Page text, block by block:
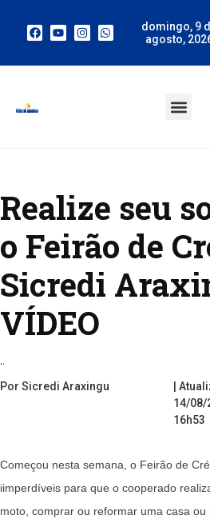
domingo, 9
agosto,
Realize seu
o Feirão de
Sicredi
VÍDEO
..
Por Sicredi Araxingu
|
14/08/
16h53
Começou nesta semana, o Feirão de
iimperdíveis para que o cooperado
moto, comprar ou reformar uma casa ou